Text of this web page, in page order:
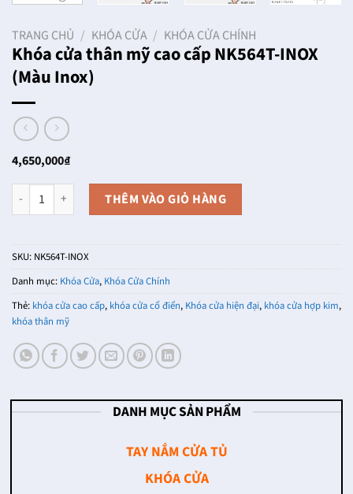
TRANG CHỦ / KHÓA CỬA / KHÓA CỬA CHÍNH
Khóa cửa thân mỹ cao cấp NK564T-INOX
(Màu Inox)
4,650,000₫
Khóa cửa thân mỹ cao cấp NK564T-INOX (Màu Inox) số lượng
THÊM VÀO GIỎ HÀNG
SKU: NK564T-INOX
Danh mục: Khóa Cửa, Khóa Cửa Chính
Thẻ: khóa cửa cao cấp, khóa cửa cổ điển, Khóa cửa hiện đại, khóa cửa hợp kim,
khóa thân mỹ
DANH MỤC SẢN PHẨM
TAY NẮM CỬA TỦ
KHÓA CỬA